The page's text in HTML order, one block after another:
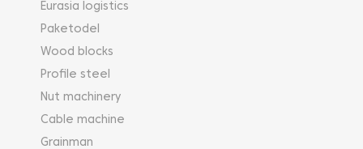
Eurasia logistics
Paketodel
Wood blocks
Profile steel
Nut machinery
Cable machine
Grainman